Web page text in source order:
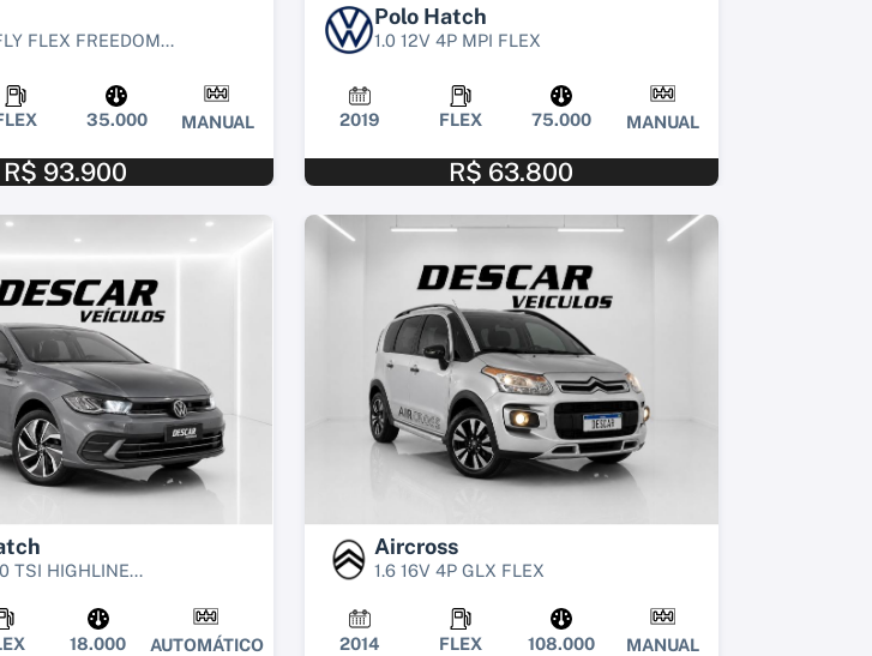
FLEX FREEDOM...
35.000 MANUAL
R$ 93.900
Polo Hatch
1.0 12V 4P MPI FLEX
2019 FLEX 75.000 MANUAL
R$ 63.800
TSI HIGHLINE...
18.000 AUTOMÁTICO
Aircross
1.6 16V 4P GLX FLEX
2014 FLEX 108.000 MANUAL